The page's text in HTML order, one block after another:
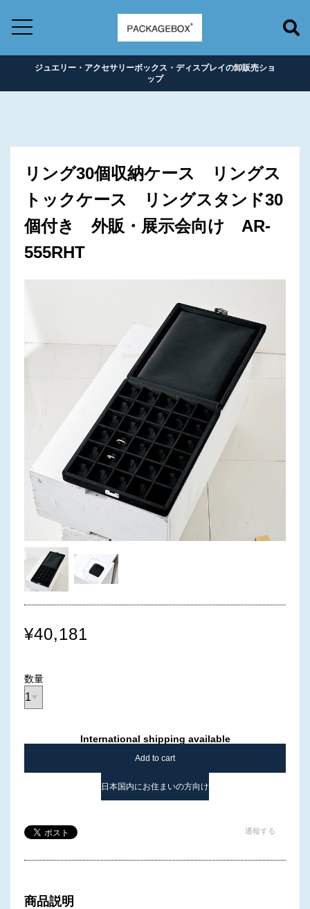
ジュエリー・アクセサリーボックス・ディスプレイの卸販売ショ
ップ
リング30個収納ケース リングス
トックケース リングスタンド30
個付き 外販・展示会向け AR-
555RHT
¥40,181
数量
International shipping available
Add to cart
日本国内にお住まいの方向け
通報する
商品説明